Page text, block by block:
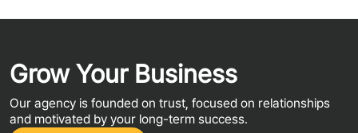
Grow Your Business
Our agency is founded on trust, focused on relationships
and motivated by your long-term success.